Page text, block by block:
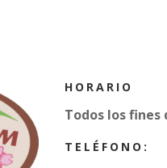
HORARIO
Todos los fines
TELÉFONO: